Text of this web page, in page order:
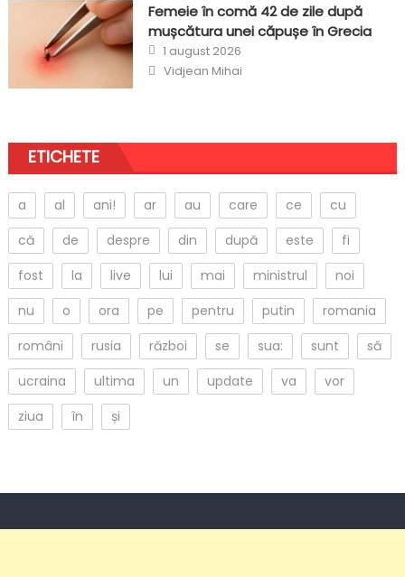
Femeie în comă 42 de zile după
mușcătura unei căpușe în Grecia
Posted
on
1 august 2026
Author
Vidjean Mihai
ETICHETE
a al ani! ar au care ce
cu
că
de despre din după este
fi
fost
la live lui mai ministrul
noi
nu
o ora pe pentru putin
romania
români
rusia război se sua: sunt
să
ucraina
ultima un update va
vor
ziua
în și